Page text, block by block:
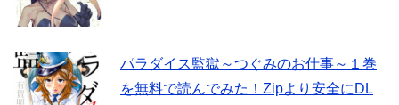
パラダイス監獄～つぐみのお仕事～１巻
を無料で読んでみた！Zipより安全にDL